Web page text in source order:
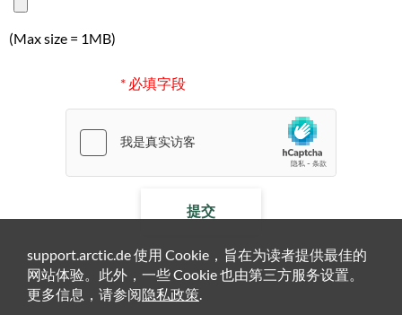
(Max size = 1MB)
* 必填字段
提交
support.arctic.de 使用 Cookie，旨在为读者提供最佳的
网站体验。此外，一些 Cookie 也由第三方服务设置。
更多信息，请参阅隐私政策.